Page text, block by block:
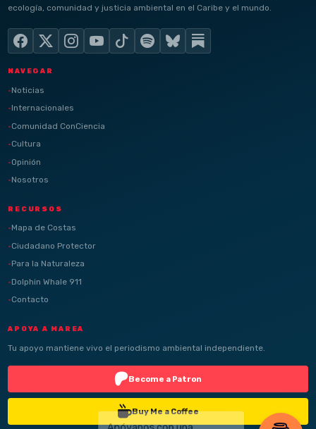
ecología, comunidad y justicia ambiental en el Caribe y el mundo.
NAVEGAR
Noticias
Internacionales
Comunidad ConCiencia
Cultura
Opinión
Nosotros
RECURSOS
Mapa de Costas
Ciudadano Protector
Para la Naturaleza
Dolphin Whale 911
Contacto
APOYA A MAREA
Tu apoyo mantiene vivo el periodismo ambiental independiente.
Become a Patron
Buy Me a Coffee